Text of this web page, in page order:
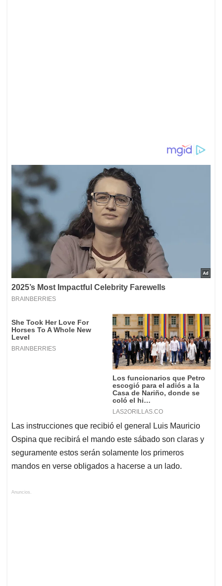
Las instrucciones que recibió el general Luis Mauricio
Ospina que recibirá el mando este sábado son claras y
seguramente estos serán solamente los primeros
mandos en verse obligados a hacerse a un lado.
Anuncios.